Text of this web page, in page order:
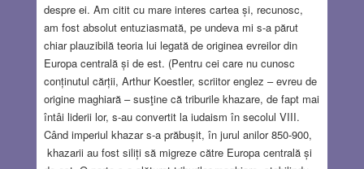
despre ei. Am citit cu mare interes cartea și, recunosc,
am fost absolut entuziasmată, pe undeva mi s-a părut
chiar plauzibilă teoria lui legată de originea evreilor din
Europa centrală și de est. (Pentru cei care nu cunosc
conținutul cărții, Arthur Koestler, scriitor englez – evreu de
origine maghiară – susţine că triburile khazare, de fapt mai
întâi liderii lor, s-au convertit la iudaism în secolul VIII.
Când imperiul khazar s-a prăbușit, în jurul anilor 850-900,
khazarii au fost siliți să migreze către Europa centrală și